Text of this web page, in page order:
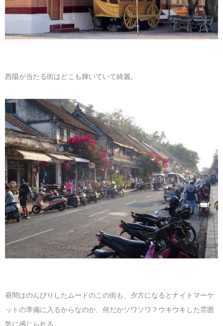
西陽が当たる街はどこも輝いていて綺麗。
昼間はのんびりしたムードのこの街も、夕方になるとナイトマーケ
ットの準備に入るからなのか、何だかソワソワ？ウキウキした雰囲
気に感じられる。